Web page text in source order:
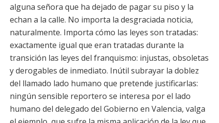
alguna señora que ha dejado de pagar su piso y la
echan a la calle. No importa la desgraciada noticia,
naturalmente. Importa cómo las leyes son tratadas:
exactamente igual que eran tratadas durante la
transición las leyes del franquismo: injustas, obsoletas
y derogables de inmediato. Inútil subrayar la doblez
del llamado lado humano que pretende justificarlas:
ningún sensible reportero se interesa por el lado
humano del delegado del Gobierno en Valencia, valga